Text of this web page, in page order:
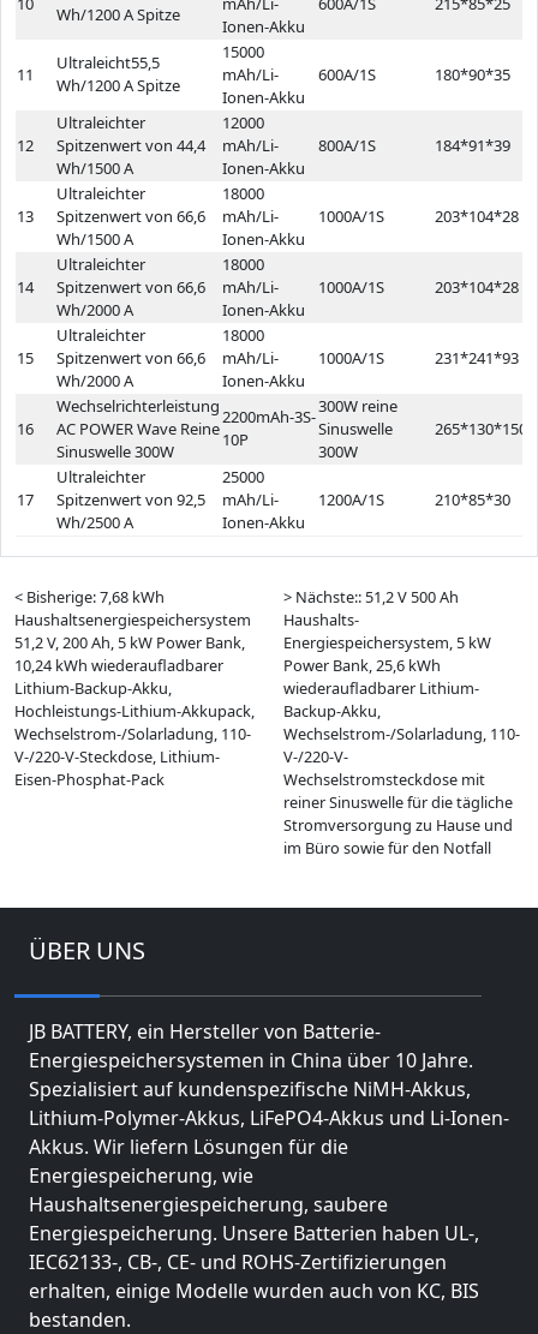
Wh/1200 A Spitze
Ionen-Akku
11
Ultraleicht55,5
Wh/1200 A Spitze
15000
mAh/Li-
Ionen-Akku
600A/1S 180*90*35
12
Ultraleichter
Spitzenwert von 44,4
Wh/1500 A
12000
mAh/Li-
Ionen-Akku
800A/1S 184*91*39
13
Ultraleichter
Spitzenwert von 66,6
Wh/1500 A
18000
mAh/Li-
Ionen-Akku
1000A/1S 203*104*28
14
Ultraleichter
Spitzenwert von 66,6
Wh/2000 A
18000
mAh/Li-
Ionen-Akku
1000A/1S 203*104*28
15
Ultraleichter
Spitzenwert von 66,6
Wh/2000 A
18000
mAh/Li-
Ionen-Akku
1000A/1S 231*241*93
16
Wechselrichterleistung
AC POWER Wave Reine
Sinuswelle 300W
2200mAh-3S-
10P
300W reine
Sinuswelle
300W
265*130*150
17
Ultraleichter
Spitzenwert von 92,5
Wh/2500 A
25000
mAh/Li-
Ionen-Akku
1200A/1S 210*85*30
< Bisherige: 7,68 kWh
Haushaltsenergiespeichersystem
51,2 V, 200 Ah, 5 kW Power Bank,
10,24 kWh wiederaufladbarer
Lithium-Backup-Akku,
Hochleistungs-Lithium-Akkupack,
Wechselstrom-/Solarladung, 110-
V-/220-V-Steckdose, Lithium-
Eisen-Phosphat-Pack
> Nächste:: 51,2 V 500 Ah
Haushalts-
Energiespeichersystem, 5 kW
Power Bank, 25,6 kWh
wiederaufladbarer Lithium-
Backup-Akku,
Wechselstrom-/Solarladung, 110-
V-/220-V-
Wechselstromsteckdose mit
reiner Sinuswelle für die tägliche
Stromversorgung zu Hause und
im Büro sowie für den Notfall
ÜBER UNS
JB BATTERY, ein Hersteller von Batterie-
Energiespeichersystemen in China über 10 Jahre.
Spezialisiert auf kundenspezifische NiMH-Akkus,
Lithium-Polymer-Akkus, LiFePO4-Akkus und Li-Ionen-
Akkus. Wir liefern Lösungen für die
Energiespeicherung, wie
Haushaltsenergiespeicherung, saubere
Energiespeicherung. Unsere Batterien haben UL-,
IEC62133-, CB-, CE- und ROHS-Zertifizierungen
erhalten, einige Modelle wurden auch von KC, BIS
bestanden.